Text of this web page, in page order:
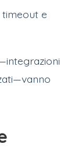
timeout e